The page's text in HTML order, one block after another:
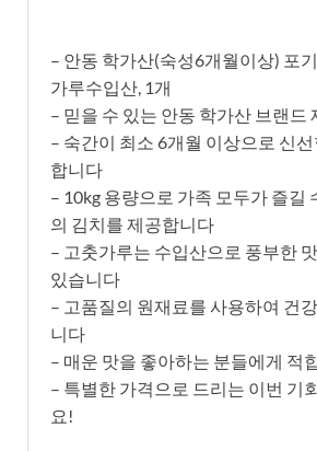
– 안동 학가산(숙성6개월이상) 포
가루수입산, 1개
– 믿을 수 있는 안동 학가산 브랜드
– 숙간이 최소 6개월 이상으로 신
합니다
– 10kg 용량으로 가족 모두가 즐길
의 김치를 제공합니다
– 고춧가루는 수입산으로 풍부한
있습니다
– 고품질의 원재료를 사용하여 건
니다
– 매운 맛을 좋아하는 분들에게 적
– 특별한 가격으로 드리는 이번 기
요!